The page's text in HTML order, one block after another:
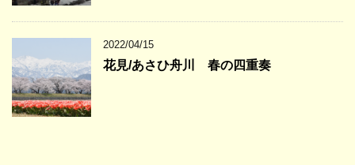
2022/04/15
花見/あさひ舟川 春の四重奏